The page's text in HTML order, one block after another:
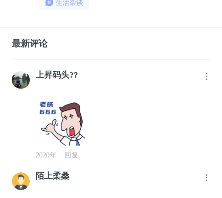
生活杂谈
最新评论
上昇码头??
2020年 回复
陌上柔桑